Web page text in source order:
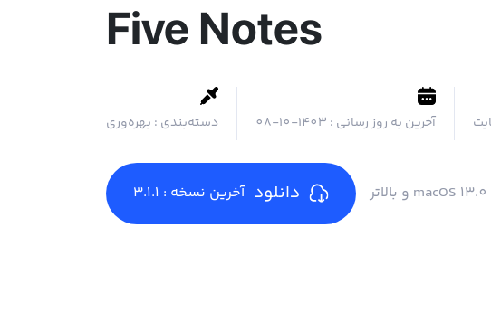
Five Notes
آخرین به روز رسانی : 1403-10-08 دسته‌بندی : بهره‌وری
دانلود آخرین نسخه : 3.1.1